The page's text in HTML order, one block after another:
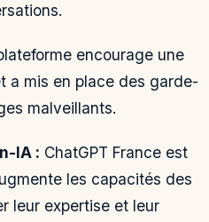
encourage une
a mis en place des garde-
malveillants.
IA : ChatGPT France est
les capacités des
leur expertise et leur